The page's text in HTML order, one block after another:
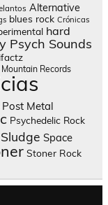
Alternative
blues rock Crónicas
hard
Psych Sounds
Records
Post Metal
Psychedelic Rock
Sludge Space
Stoner Rock